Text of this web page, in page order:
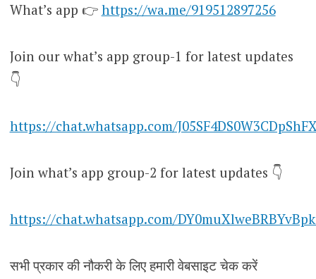
What’s app 👉 https://wa.me/919512897256
Join our what’s app group-1 for latest updates
👇
https://chat.whatsapp.com/
Join what’s app group-2 for latest updates 👇
https://chat.whatsapp.com/
सभी प्रकार की नौकरी के लिए हमारी वेबसाइट चेक करें